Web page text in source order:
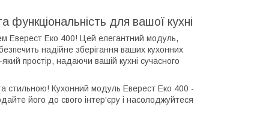
для вашої кухні
Еверест Еко 400! Цей елегантний модуль,
надійне зберігання ваших кухонних
простір, надаючи вашій кухні сучасного
стильною! Кухонний модуль Еверест Еко 400 -
його до свого інтер'єру і насолоджуйтеся